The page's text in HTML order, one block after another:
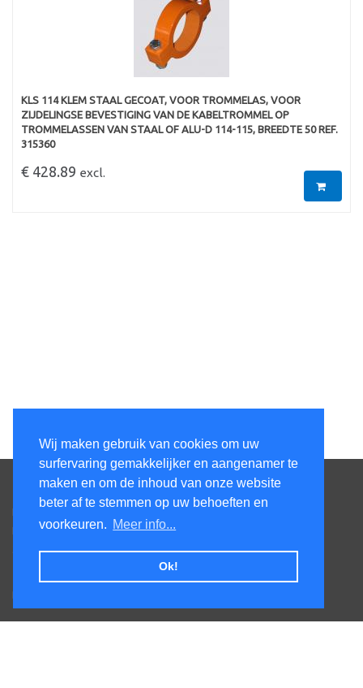
Wij maken gebruik van cookies om uw
surfervaring gemakkelijker en aangenamer te
maken en om de inhoud van onze website
beter af te stemmen op uw behoeften en
voorkeuren. Meer info...
Ok!
KLS 114 KLEM STAAL GECOAT, VOOR TROMMELAS, VOOR
ZIJDELINGSE BEVESTIGING VAN DE KABELTROMMEL OP
TROMMELASSEN VAN STAAL OF ALU-D 114-115, BREEDTE 50 REF.
315360
€ 428.89 excl.
Contacteer ons
Honsdonkstraat 25A
3120 Tremelo